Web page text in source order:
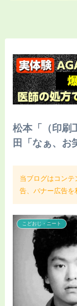
松本「（印刷
田「なぁ、お
当ブログはコン
告、バナー広告を
こどおじ・ニート